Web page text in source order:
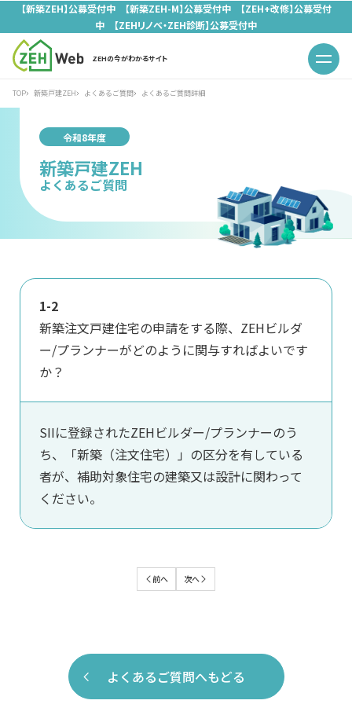
【新築ZEH】公募受付中 【新築ZEH-M】公募受付中 【ZEH+改修】公募受付
中 【ZEHリノベ・ZEH診断】公募受付中
ZEHの今がわかるサイト
TOP 新築戸建ZEH よくあるご質問 よくあるご質問詳細
令和8年度
新築戸建ZEH
よくあるご質問
1-2
新築注文戸建住宅の申請をする際、ZEHビルダ
ー/プランナーがどのように関与すればよいです
か？
SIIに登録されたZEHビルダー/プランナーのう
ち、「新築（注文住宅）」の区分を有している
者が、補助対象住宅の建築又は設計に関わって
ください。
よくあるご質問へもどる